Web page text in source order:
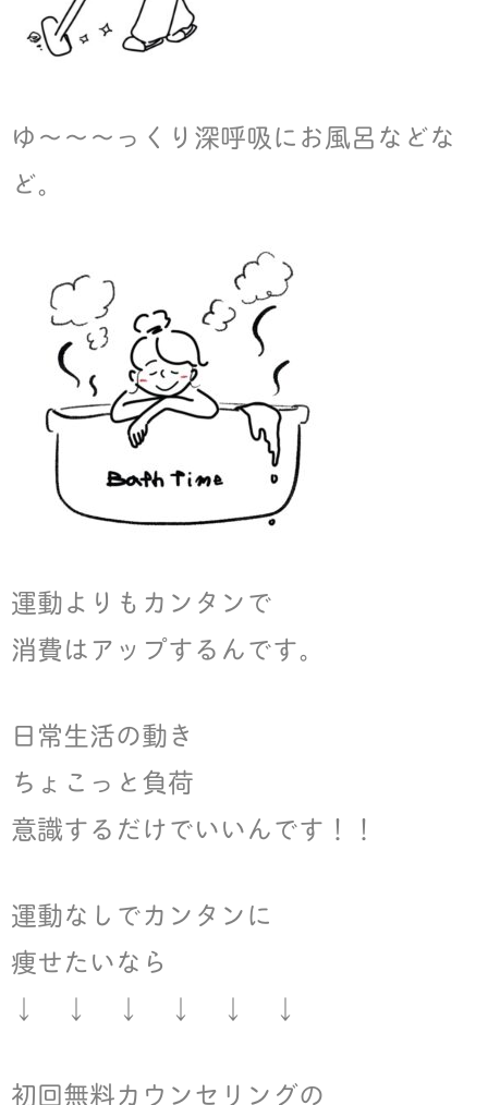
ゆ〜〜〜っくり深呼吸にお風呂などな
ど。
運動よりもカンタンで
消費はアップするんです。
日常生活の動き
ちょこっと負荷
意識するだけでいいんです！！
運動なしでカンタンに
痩せたいなら
↓ ↓ ↓ ↓ ↓ ↓
初回無料カウンセリングの